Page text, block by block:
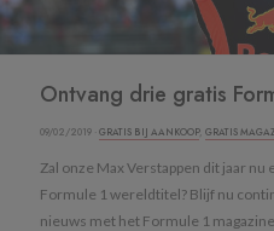
Ontvang drie gratis
09/02/2019 · GRATIS BIJ AANKOOP, GRATIS
Zal onze Max Verstappen dit jaar
Formule 1 wereldtitel? Blijf nu
nieuws met het Formule 1